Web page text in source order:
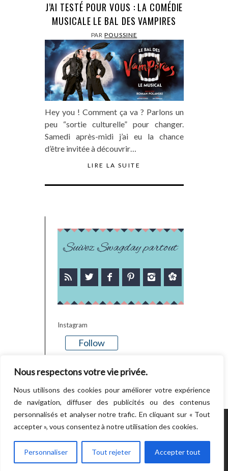
Nous respectons votre vie privée.
Nous utilisons des cookies pour améliorer votre expérience
de navigation, diffuser des publicités ou des contenus
personnalisés et analyser notre trafic. En cliquant sur « Tout
accepter », vous consentez à notre utilisation des cookies.
Personnaliser Tout rejeter Accepter tout
J’AI TESTÉ POUR VOUS : LA COMÉDIE
MUSICALE LE BAL DES VAMPIRES
PARPOUSSINE
Hey you ! Comment ça va ? Parlons un
peu “sortie culturelle” pour changer.
Samedi après-midi j’ai eu la chance
d’être invitée à découvrir…
LIRE LA SUITE
Suivez Swagday partout
Instagram
Follow
POWERED BY WORDPRESS.CREATED BY
THEMESINDEP
RETOUR EN HAUT